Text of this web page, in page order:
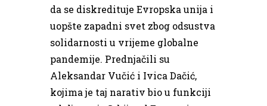
da se diskredituje Evropska unija i
uopšte zapadni svet zbog odsustva
solidarnosti u vrijeme globalne
pandemije. Prednjačili su
Aleksandar Vučić i Ivica Dačić,
kojima je taj narativ bio u funkciji